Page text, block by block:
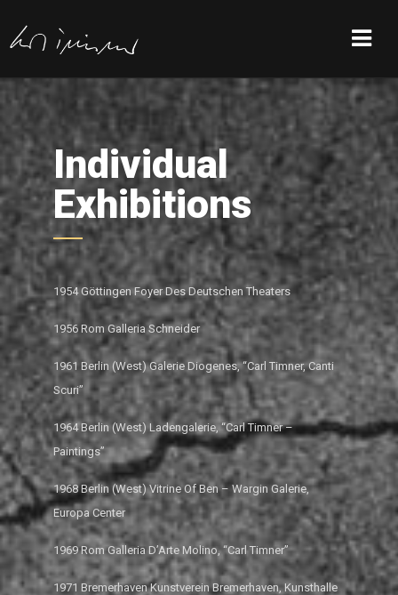
Individual
Exhibitions
1954 Göttingen Foyer Des Deutschen Theaters
1956 Rom Galleria Schneider
1961 Berlin (West) Galerie Diogenes, “Carl Timner, Canti
Scuri”
1964 Berlin (West) Ladengalerie, “Carl Timner –
Paintings”
1968 Berlin (West) Vitrine Of Ben – Wargin Galerie,
Europa Center
1969 Rom Galleria D’Arte Molino, “Carl Timner”
1971 Bremerhaven Kunstverein Bremerhaven, Kunsthalle